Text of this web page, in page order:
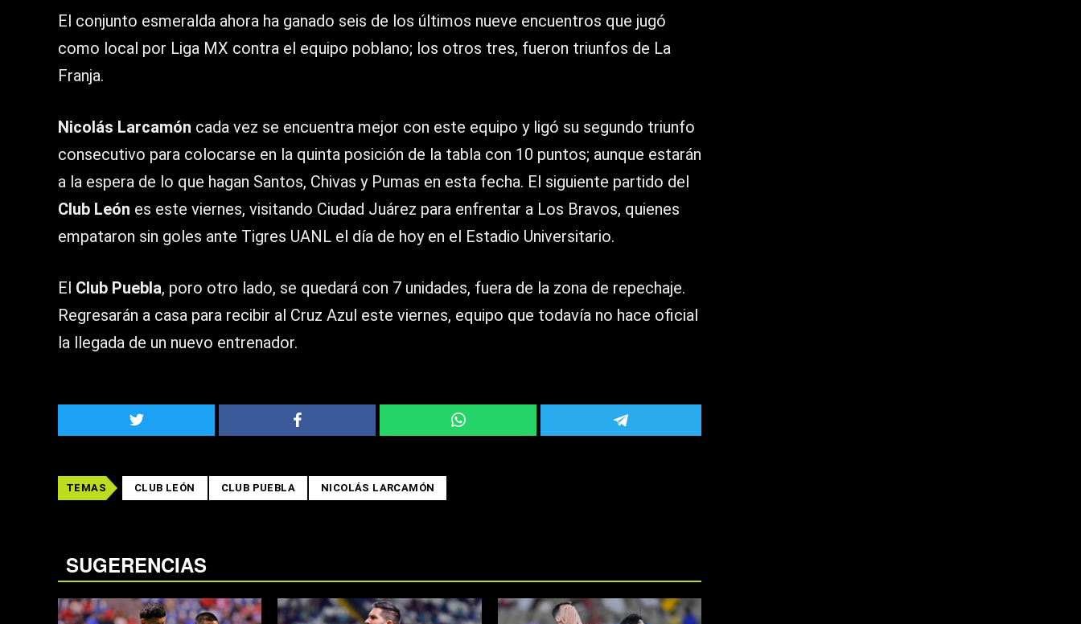
El conjunto esmeralda ahora ha ganado seis de los últimos nueve encuentros que jugó
como local por Liga MX contra el equipo poblano; los otros tres, fueron triunfos de La
Franja.
Nicolás Larcamón cada vez se encuentra mejor con este equipo y ligó su segundo triunfo
consecutivo para colocarse en la quinta posición de la tabla con 10 puntos; aunque estarán
a la espera de lo que hagan Santos, Chivas y Pumas en esta fecha. El siguiente partido del
Club León es este viernes, visitando Ciudad Juárez para enfrentar a Los Bravos, quienes
empataron sin goles ante Tigres UANL el día de hoy en el Estadio Universitario.
El Club Puebla, poro otro lado, se quedará con 7 unidades, fuera de la zona de repechaje.
Regresarán a casa para recibir al Cruz Azul este viernes, equipo que todavía no hace oficial
la llegada de un nuevo entrenador.
TEMAS CLUB LEÓN CLUB PUEBLA NICOLÁS LARCAMÓN
SUGERENCIAS